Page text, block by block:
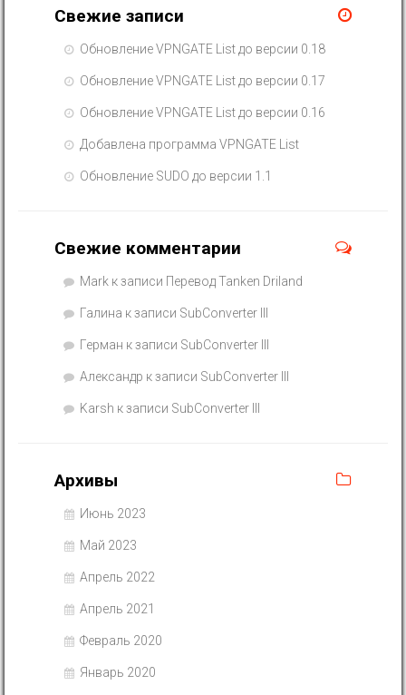
Свежие записи
Обновление VPNGATE List до версии 0.18
Обновление VPNGATE List до версии 0.17
Обновление VPNGATE List до версии 0.16
Добавлена программа VPNGATE List
Обновление SUDO до версии 1.1
Свежие комментарии
Mark к записи Перевод Tanken Driland
Галина к записи SubConverter III
Герман к записи SubConverter III
Александр к записи SubConverter III
Karsh к записи SubConverter III
Архивы
Июнь 2023
Май 2023
Апрель 2022
Апрель 2021
Февраль 2020
Январь 2020